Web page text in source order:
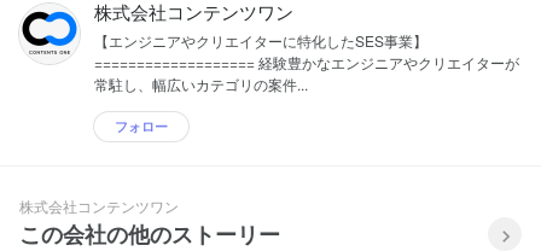
株式会社コンテンツワン
【エンジニアやクリエイターに特化したSES事業】
=================== 経験豊かなエンジニアやクリエイターが
常駐し、幅広いカテゴリの案件...
フォロー
株式会社コンテンツワン
この会社の他のストーリー